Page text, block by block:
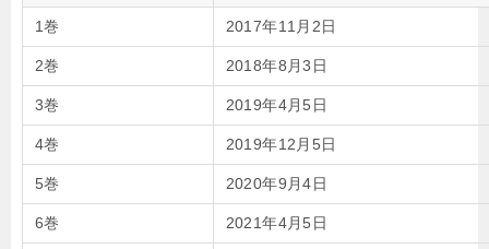
1巻 2017年11月2日
2巻 2018年8月3日
3巻 2019年4月5日
4巻 2019年12月5日
5巻 2020年9月4日
6巻 2021年4月5日